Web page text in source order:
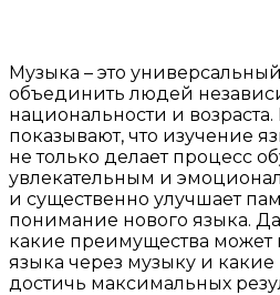
Музыка – это
объединить людей
национальности и
показывают, что изучение
не только делает процесс
увлекательным и
и существенно улучшает
понимание нового языка.
какие преимущества может
языка через музыку и
достичь максимальных